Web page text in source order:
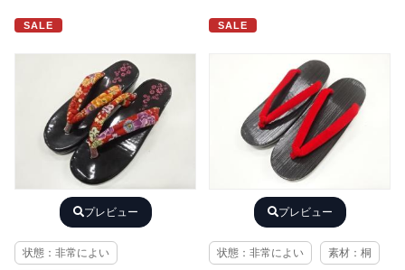
SALE
プレビュー
状態：非常によい
SALE
プレビュー
状態：非常によい 素材：桐